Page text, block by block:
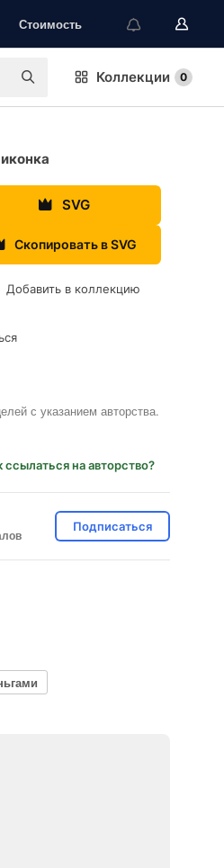
Стоимость
Коллекции 0
SVG
Скопировать в SVG
Добавить в коллекцию
с указанием авторства.
ссылаться на авторство?
Подписаться